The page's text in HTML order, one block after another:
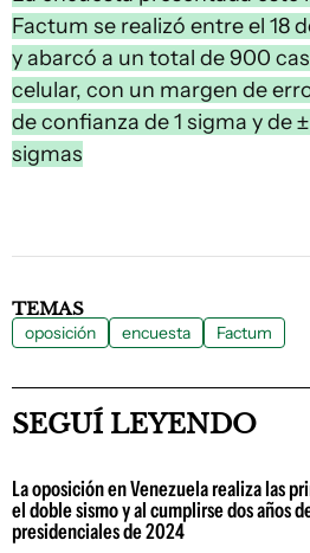
Factum se realizó entre el 18
y abarcó a un total de 900
celular, con un margen de
de confianza de 1 sigma y de
sigmas
TEMAS
oposición encuesta Factum
SEGUÍ LEYENDO
La oposición en Venezuela realiza las
el doble sismo y al cumplirse dos años
presidenciales de 2024